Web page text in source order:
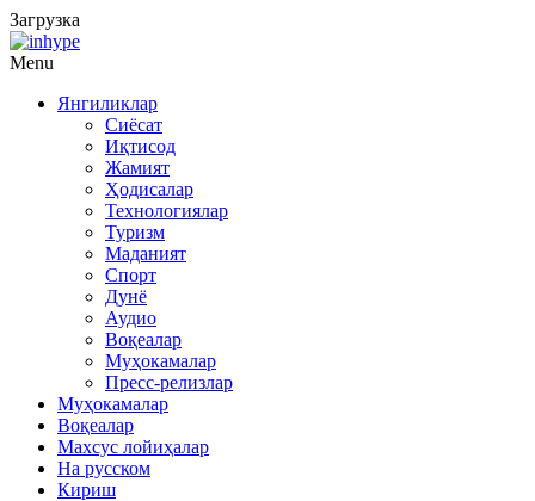
Загрузка
Menu
Янгиликлар
Сиёсат
Иқтисод
Жамият
Ҳодисалар
Технологиялар
Туризм
Маданият
Спорт
Дунё
Аудио
Воқеалар
Муҳокамалар
Пресс-релизлар
Муҳокамалар
Воқеалар
Махсус лойиҳалар
На русском
Кириш